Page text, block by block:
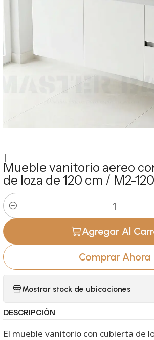
|
Mueble vanitorio aereo
de loza de 120 cm / M2-
Cantidad
Agregar Al
Comprar Ahora
Mostrar stock de ubicaciones
DESCRIPCIÓN
El mueble vanitorio con cubierta de